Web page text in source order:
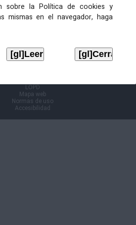
sobre la Política de cookies y
mismas en el navegador, haga
LOPD
Mapa web
Normas de uso
Accesibilidad